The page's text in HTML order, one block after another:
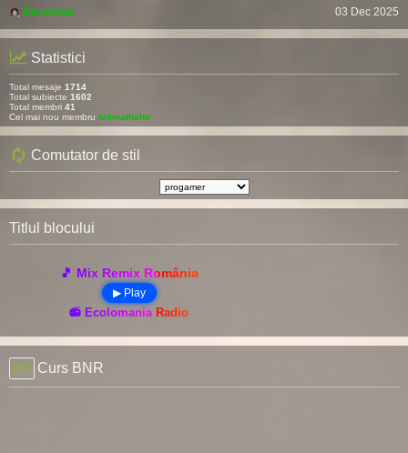
Devendra
03 Dec 2025
Statistici
Total mesaje 1714
Total subiecte 1602
Total membri 41
Cel mai nou membru fatimathahir
Comutator de stil
Titlul blocului
🎵 Mix Remix România
▶ Play
📻 Ecolomania Radio
Curs BNR